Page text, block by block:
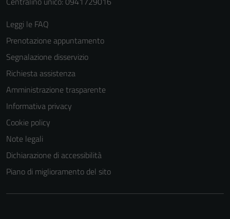
Leggi le FAQ
Prenotazione appuntamento
Segnalazione disservizio
Richiesta assistenza
Amministrazione trasparente
Informativa privacy
Cookie policy
Note legali
Dichiarazione di accessibilità
Piano di miglioramento del sito